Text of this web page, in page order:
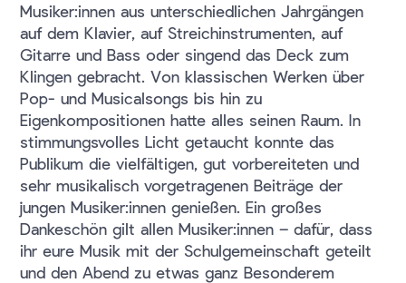
Musiker:innen aus unterschiedlichen Jahrgängen
auf dem Klavier, auf Streichinstrumenten, auf
Gitarre und Bass oder singend das Deck zum
Klingen gebracht. Von klassischen Werken über
Pop- und Musicalsongs bis hin zu
Eigenkompositionen hatte alles seinen Raum. In
stimmungsvolles Licht getaucht konnte das
Publikum die vielfältigen, gut vorbereiteten und
sehr musikalisch vorgetragenen Beiträge der
jungen Musiker:innen genießen. Ein großes
Dankeschön gilt allen Musiker:innen – dafür, dass
ihr eure Musik mit der Schulgemeinschaft geteilt
und den Abend zu etwas ganz Besonderem